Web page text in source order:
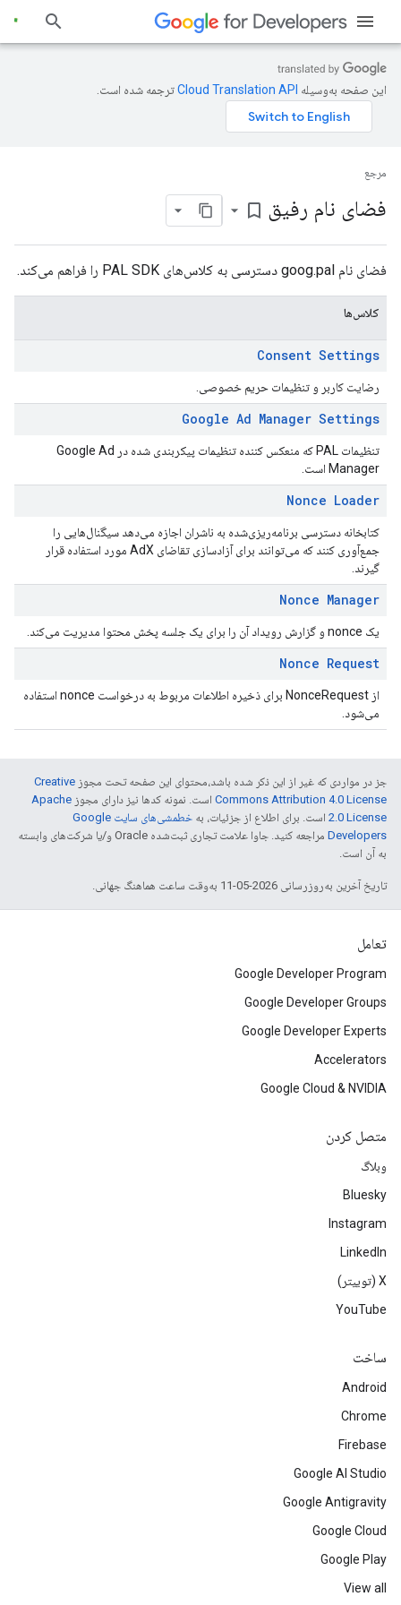
این صفحه به‌وسیله ترجمه شده است.
مرجع
فضای نام رفیق bookmark_border
فضای نام goog.pal دسترسی به کلاس‌های PAL SDK را فراهم می‌کند.
کلاس‌ها
Consent Settings
رضایت کاربر و تنظیمات حریم خصوصی.
Google Ad Manager Settings
تنظیمات PAL که منعکس کننده تنظیمات پیکربندی شده در Google Ad
Manager است.
Nonce Loader
کتابخانه دسترسی برنامه‌ریزی‌شده به ناشران اجازه می‌دهد سیگنال‌هایی را
جمع‌آوری کنند که می‌توانند برای آزادسازی تقاضای AdX مورد استفاده قرار
گیرند.
Nonce Manager
یک nonce و گزارش رویداد آن را برای یک جلسه پخش محتوا مدیریت می‌کند.
Nonce Request
از NonceRequest برای ذخیره اطلاعات مربوط به درخواست nonce استفاده
می‌شود.
جز در مواردی که غیر از این ذکر شده باشد،‌محتوای این صفحه تحت مجوز Creative
Commons Attribution 4.0 License است. نمونه کدها نیز دارای مجوز Apache
2.0 License است. برای اطلاع از جزئیات، به
خطمشی‌های سایت Google
Developers‏
مراجعه کنید. جاوا علامت تجاری ثبت‌شده Oracle و/یا شرکت‌های وابسته
به آن است.
تاریخ آخرین به‌روزرسانی 2026-05-11 به‌وقت ساعت هماهنگ جهانی.
تعامل
Google Developer Program
Google Developer Groups
Google Developer Experts
Accelerators
Google Cloud & NVIDIA
متصل کردن
وبلاگ
Bluesky
Instagram
LinkedIn
‫X (توییتر)
YouTube
ساخت
Android
Chrome
Firebase
Google AI Studio
Google Antigravity
Google Cloud
Google Play
View all